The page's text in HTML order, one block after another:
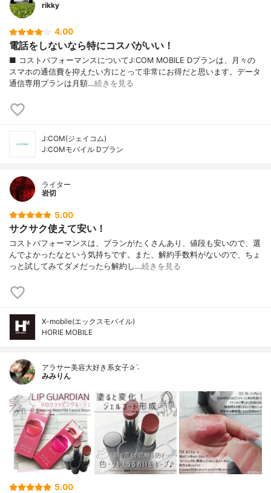
rikky
4.00
電話をしないなら特にコスパがいい！
■ コストパフォーマンスについてJ:COM MOBILE Dプランは、月々の
スマホの通信費を抑えたい方にとって非常にお得だと思います。データ
通信専用プランは月額…続きを見る
J:COM(ジェイコム)
J:COMモバイル Dプラン
ライター
岩切
5.00
サクサク使えて安い！
コストパフォーマンスは、プランがたくさんあり、値段も安いので、選
んでよかったなという気持ちです。また、解約手数料がないので、ちょ
っと試してみてダメだったら解約し…続きを見る
X-mobile(エックスモバイル)
HORIE MOBILE
アラサー美容大好き系女子✰ˊ˗
みみりん
5.00